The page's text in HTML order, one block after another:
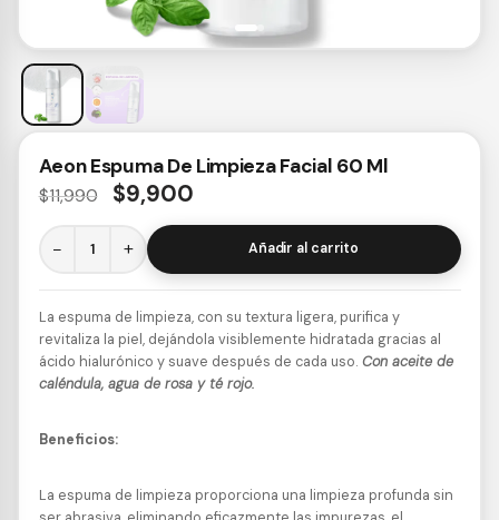
Aeon Espuma De Limpieza Facial 60 Ml
$11,990 $9,900
− + Añadir al carrito
La espuma de limpieza, con su textura ligera, purifica y
revitaliza la piel, dejándola visiblemente hidratada gracias al
ácido hialurónico y suave después de cada uso. Con aceite de
caléndula, agua de rosa y té rojo.
Beneficios:
La espuma de limpieza proporciona una limpieza profunda sin